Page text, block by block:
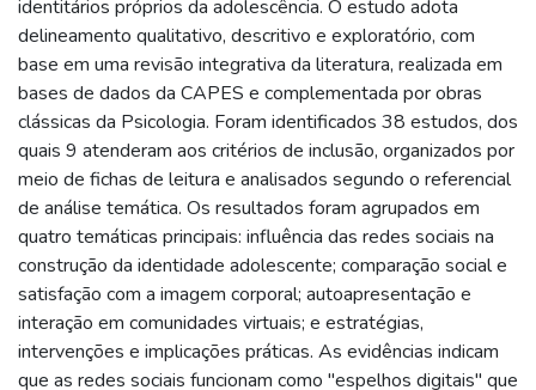
identitários próprios da adolescência. O estudo adota
delineamento qualitativo, descritivo e exploratório, com
base em uma revisão integrativa da literatura, realizada em
bases de dados da CAPES e complementada por obras
clássicas da Psicologia. Foram identificados 38 estudos, dos
quais 9 atenderam aos critérios de inclusão, organizados por
meio de fichas de leitura e analisados segundo o referencial
de análise temática. Os resultados foram agrupados em
quatro temáticas principais: influência das redes sociais na
construção da identidade adolescente; comparação social e
satisfação com a imagem corporal; autoapresentação e
interação em comunidades virtuais; e estratégias,
intervenções e implicações práticas. As evidências indicam
que as redes sociais funcionam como "espelhos digitais" que